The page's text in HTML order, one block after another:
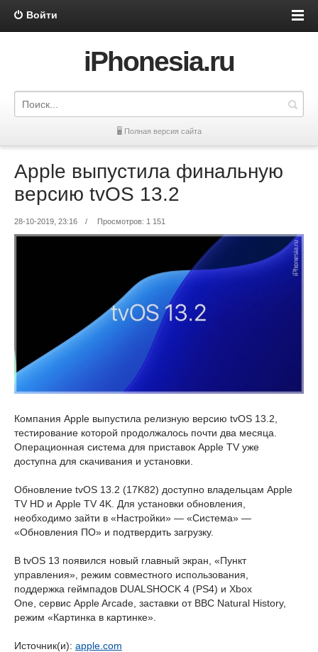
Войти
iPhonesia.ru
🖥 Полная версия сайта
Apple выпустила финальную
версию tvOS 13.2
28-10-2019, 23:16 / Просмотров: 1 151
Компания Apple выпустила релизную версию tvOS 13.2,
тестирование которой продолжалось почти два месяца.
Операционная система для приставок Apple TV уже
доступна для скачивания и установки.
Обновление tvOS 13.2 (17K82) доступно владельцам Apple
TV HD и Apple TV 4K. Для установки обновления,
необходимо зайти в «Настройки» — «Система» —
«Обновления ПО» и подтвердить загрузку.
В tvOS 13 появился новый главный экран, «Пункт
управления», режим совместного использования,
поддержка геймпадов DUALSHOCK 4 (PS4) и Xbox
One, сервис Apple Arcade, заставки от BBC Natural History,
режим «Картинка в картинке».
Источник(и): apple.com